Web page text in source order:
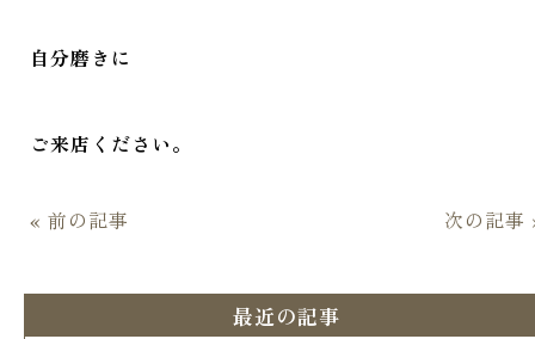
自分磨きに
ご来店ください。
« 前の記事 次の記事
最近の記事